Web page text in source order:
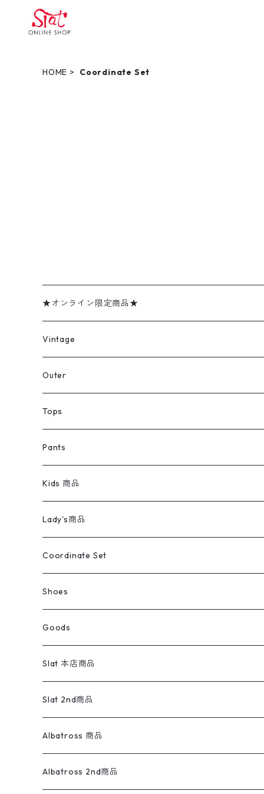
HOME Coordinate Set
★オンライン限定商品★
ミリタリーデッドストック
アウター
デニムジャケット
ミリタリージャケット
コート
ナイロンジャケット
トップス
半袖シャツ
長袖シャツ
セーター・カーディガン
パンツ
デニムパンツ
ミリタリーパンツ
スラックス
オーバーオール・つなぎ
レディース
アウター
トップス
キッズ
アウター
トップス
ライフスタイル雑貨
ラグ・ブランケット
ブランド
ラルフローレン
リーバイス
Vintage
Jacket
Tee
Sweat Shirts
REVERSE WEAVE
Pants
Shirts
Ladies
Sweater
Goods
Military
Outer
コート
デニムジャケット
ミリタリージャケット
スウィングトップ
アウトドアナイロンジャケット
スポーツナイロンジャケット
ワークジャケット
テーラードジャケット
ウールジャケット
ダウンジャケット
レザージャケット
Tops
Tシャツ
長袖シャツ
ブランドシャツ
ストライプシャツ
柄シャツ
ワークシャツ
半袖シャツ
ポロシャツ
スウェット・パーカ
プリントスウェット
ロゴスウェット
ベスト
セーター・カーディガン
アランセーター
ウールセーター
フリース
Pants
デニムパンツ
501,505
バギーズデニム
ミリタリーパンツ
チノパンツ
イージーパンツ
スラックス
ワークパンツ
コーデュロイパンツ
オーバーオール・つなぎ
ショーツ
Kids 商品
Vintage
Tops
Pants
Tops
Pants
Lady's商品
Tシャツ
ブラウス／シャツ／デザイントップス
長袖
半袖
ベスト／キャミソール
スウェット
ニット
ジャケット
スカート
Coordinate Set
Shoes
22cm以下
22.5cm
23cm
23.5cm
24cm
Goods
バンダナ
Slat 本店商品
Outer
Tee
Shirts
Slat 2nd商品
アウター
ハンティングジャケット
長袖シャツ
Albatross 商品
Vintage sweater
Albatross 2nd商品